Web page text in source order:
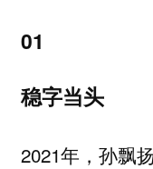
01
稳字当头
2021年，孙飘